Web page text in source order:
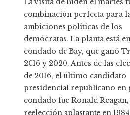
La visita de Biden el martes
combinación perfecta para
ambiciones políticas de los
demócratas. La planta está
condado de Bay, que ganó
2016 y 2020. Antes de las
de 2016, el último candidato
presidencial republicano en
condado fue Ronald Reagan,
reelección aplastante en